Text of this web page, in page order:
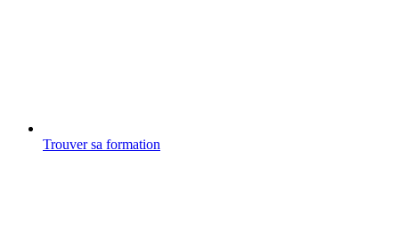
Trouver sa formation